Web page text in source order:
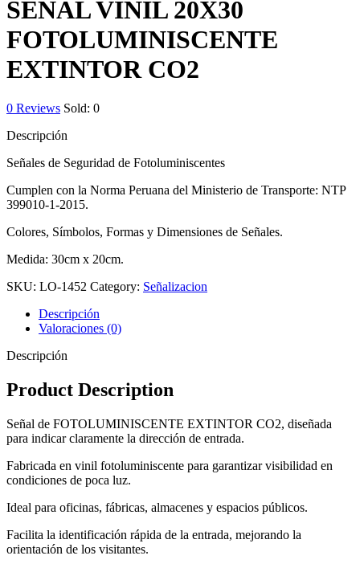
SEÑAL VINIL 20X30
FOTOLUMINISCENTE
EXTINTOR CO2
0 Reviews Sold: 0
Descripción
Señales de Seguridad de Fotoluminiscentes
Cumplen con la Norma Peruana del Ministerio de Transporte: NTP
399010-1-2015.
Colores, Símbolos, Formas y Dimensiones de Señales.
Medida: 30cm x 20cm.
SKU: LO-1452 Category: Señalizacion
Descripción
Valoraciones (0)
Descripción
Product Description
Señal de FOTOLUMINISCENTE EXTINTOR CO2, diseñada
para indicar claramente la dirección de entrada.
Fabricada en vinil fotoluminiscente para garantizar visibilidad en
condiciones de poca luz.
Ideal para oficinas, fábricas, almacenes y espacios públicos.
Facilita la identificación rápida de la entrada, mejorando la
orientación de los visitantes.